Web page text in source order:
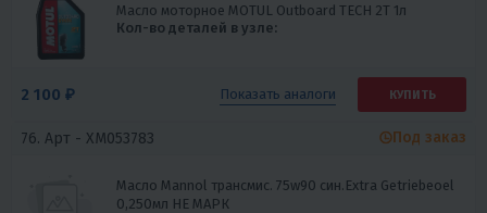
Масло моторное MOTUL Outboard TECH 2T 1л
Кол-во деталей в узле:
2 100 ₽ Показать аналоги КУПИТЬ
76. Арт - XM053783
Масло Mannol трансмис. 75w90 син.Extra Getriebeoel
0,250мл НЕ МАРК
Под заказ